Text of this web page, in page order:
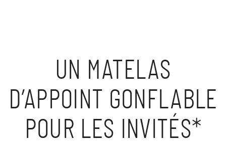
UN MATELAS
D’APPOINT GONFLABLE
POUR LES INVITÉS*